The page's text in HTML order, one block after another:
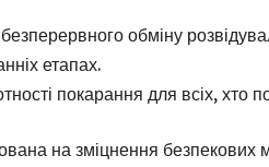
безперервного обміну
етапах.
покарання для всіх, хто
на зміцнення безпекових